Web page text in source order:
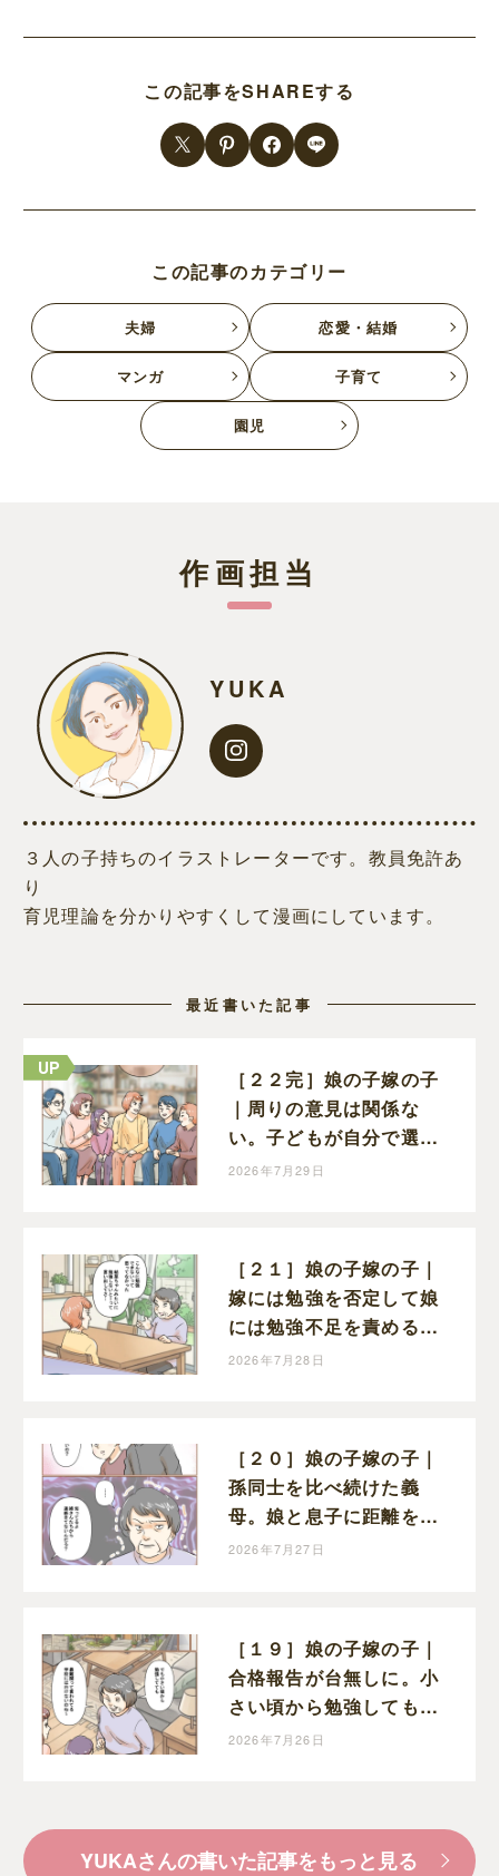
この記事をSHAREする
この記事のカテゴリー
夫婦 恋愛・結婚
マンガ 子育て
園児
作画担当
YUKA
３人の子持ちのイラストレーターです。教員免許あ
り
育児理論を分かりやすくして漫画にしています。
最近書いた記事
［２２完］娘の子嫁の子
｜周りの意見は関係な
い。子どもが自分で選ん
だ道を信じることが親に
2026年7月29日
［２１］娘の子嫁の子｜
嫁には勉強を否定して娘
には勉強不足を責める。
矛盾だらけの義母に開い
2026年7月28日
［２０］娘の子嫁の子｜
孫同士を比べ続けた義
母。娘と息子に距離を置
かれても、自分の過ちに
2026年7月27日
［１９］娘の子嫁の子｜
合格報告が台無しに。小
さい頃から勉強しても最
難関校には入れないと嫌
2026年7月26日
YUKAさんの書いた記事をもっと見る